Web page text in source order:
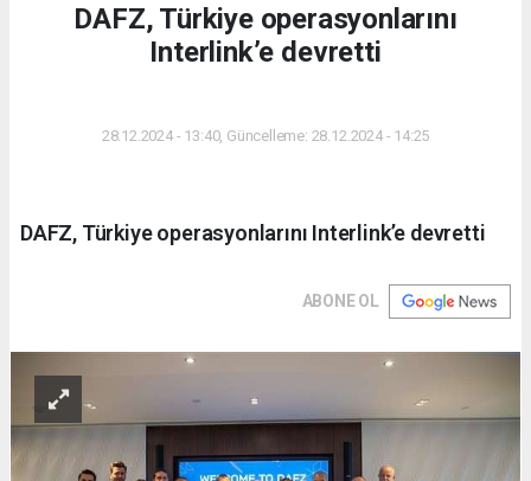
DAFZ, Türkiye operasyonlarını
Interlink’e devretti
28.12.2024 - 13:40, Güncelleme: 28.12.2024 - 14:25
DAFZ, Türkiye operasyonlarını Interlink’e devretti
ABONE OL